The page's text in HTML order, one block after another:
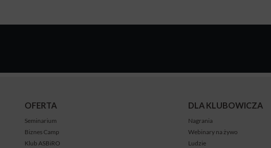
OFERTA
Seminarium
Biznes Camp
Klub ASBiRO
DLA KLUBOWICZA
Nagrania
Webinary na żywo
Ludzie